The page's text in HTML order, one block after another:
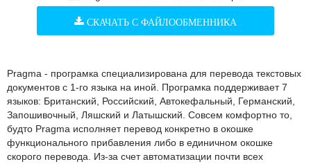
СКАЧАТЬ С ФАЙЛООБМЕННИКА
Pragma - програмка специализирована для перевода текстовых
документов с 1-го языка на иной. Програмка поддерживает 7
языков: Британский, Российский, Автокефальный, Германский,
Запошивочный, Ляшский и Латышский. Совсем комфортно то,
будто Pragma исполняет перевод конкретно в окошке
функционального прибавления либо в единичном окошке
скорого перевода. Из-за счет автоматизации почти всех